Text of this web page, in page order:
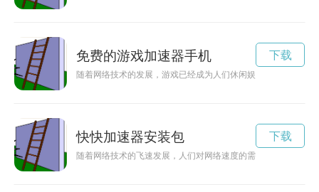
免费的游戏加速器手机
随着网络技术的发展，游戏已经成为人们休闲娱乐的重要方式
下载
快快加速器安装包
随着网络技术的飞速发展，人们对网络速度的需求也越来越高
下载